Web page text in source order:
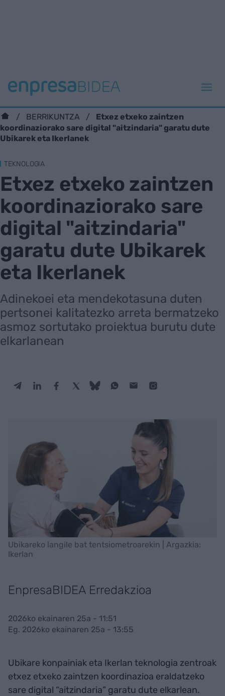
BERRIKUNTZA
Etxez etxeko zaintzen
koordinaziorako sare digital "aitzindaria" garatu dute
Ubikarek eta Ikerlanek
TEKNOLOGIA
Etxez etxeko zaintzen
koordinaziorako sare
digital "aitzindaria"
garatu dute Ubikarek
eta Ikerlanek
Adinekoei eta mendekotasuna duten
pertsonei kalitatezko arreta bermatzeko
asmoz sortutako proiektua burutu dute
elkarlanean
Ubikareko langile bat tentsiometroarekin | Argazkia:
Ikerlan
EnpresaBIDEA Erredakzioa
2026ko ekainaren 25a - 11:51
Eg. 2026ko ekainaren 25a - 13:55
Ubikare konpainiak eta Ikerlan teknologia zentroak
etxez etxeko zaintzen koordinazioa eraldatzeko
sare digital “aitzindaria” garatu dute elkarlean.